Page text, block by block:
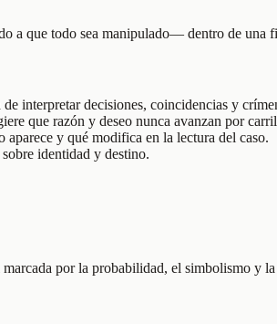
a que todo sea manipulado— dentro de una
interpretar decisiones, coincidencias y
que razón y deseo nunca avanzan por
y qué modifica en la lectura del caso.
identidad y destino.
por la probabilidad, el simbolismo y